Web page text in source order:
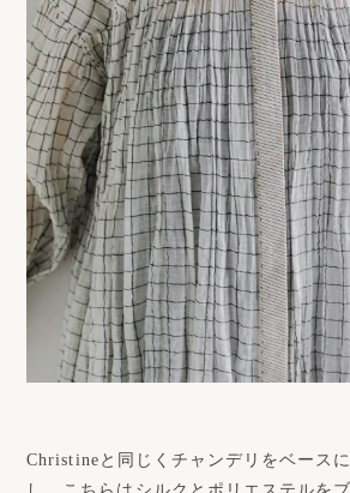
Christineと同じくチャンデリをベース